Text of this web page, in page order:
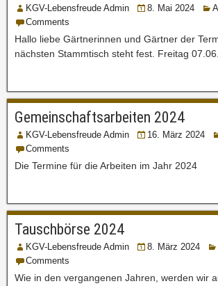
KGV-Lebensfreude Admin 8. Mai 2024
Comments
Hallo liebe Gärtnerinnen und Gärtner der
nächsten Stammtisch steht fest. Freitag
Gemeinschaftsarbeiten 2024
KGV-Lebensfreude Admin 16. März 2024
Comments
Die Termine für die Arbeiten im Jahr 2024
Tauschbörse 2024
KGV-Lebensfreude Admin 8. März 2024
Comments
Wie in den vergangenen Jahren, werden wir